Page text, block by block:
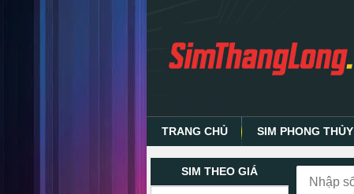
TRANG CHỦ SIM PHONG THỦY
SIM THEO GIÁ